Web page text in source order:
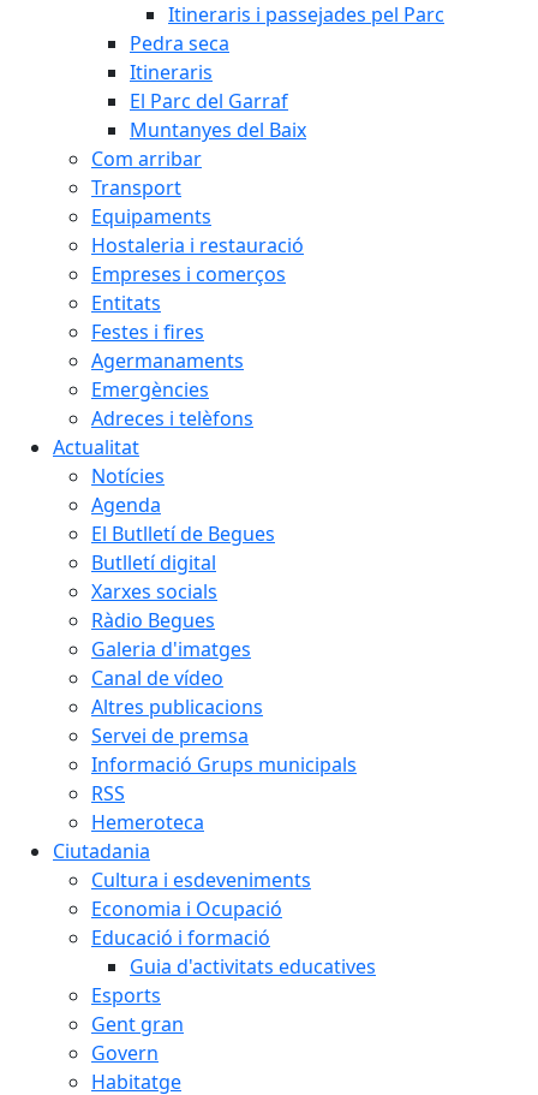
Itineraris i passejades pel Parc
Pedra seca
Itineraris
El Parc del Garraf
Muntanyes del Baix
Com arribar
Transport
Equipaments
Hostaleria i restauració
Empreses i comerços
Entitats
Festes i fires
Agermanaments
Emergències
Adreces i telèfons
Actualitat
Notícies
Agenda
El Butlletí de Begues
Butlletí digital
Xarxes socials
Ràdio Begues
Galeria d'imatges
Canal de vídeo
Altres publicacions
Servei de premsa
Informació Grups municipals
RSS
Hemeroteca
Ciutadania
Cultura i esdeveniments
Economia i Ocupació
Educació i formació
Guia d'activitats educatives
Esports
Gent gran
Govern
Habitatge